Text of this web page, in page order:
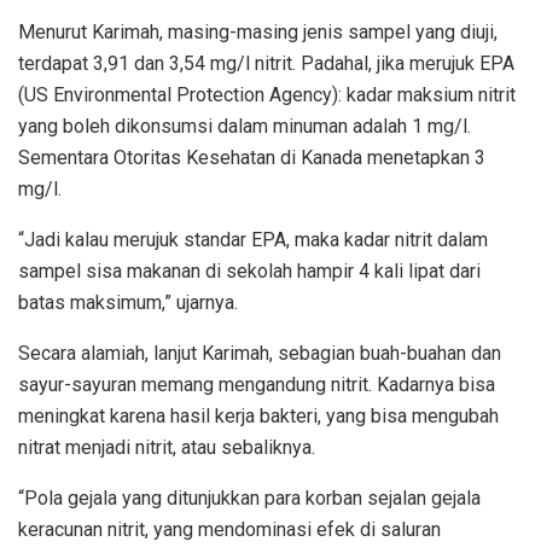
Menurut Karimah, masing-masing jenis sampel yang diuji,
terdapat 3,91 dan 3,54 mg/l nitrit. Padahal, jika merujuk EPA
(US Environmental Protection Agency): kadar maksium nitrit
yang boleh dikonsumsi dalam minuman adalah 1 mg/l.
Sementara Otoritas Kesehatan di Kanada menetapkan 3
mg/l.
“Jadi kalau merujuk standar EPA, maka kadar nitrit dalam
sampel sisa makanan di sekolah hampir 4 kali lipat dari
batas maksimum,” ujarnya.
Secara alamiah, lanjut Karimah, sebagian buah-buahan dan
sayur-sayuran memang mengandung nitrit. Kadarnya bisa
meningkat karena hasil kerja bakteri, yang bisa mengubah
nitrat menjadi nitrit, atau sebaliknya.
“Pola gejala yang ditunjukkan para korban sejalan gejala
keracunan nitrit, yang mendominasi efek di saluran